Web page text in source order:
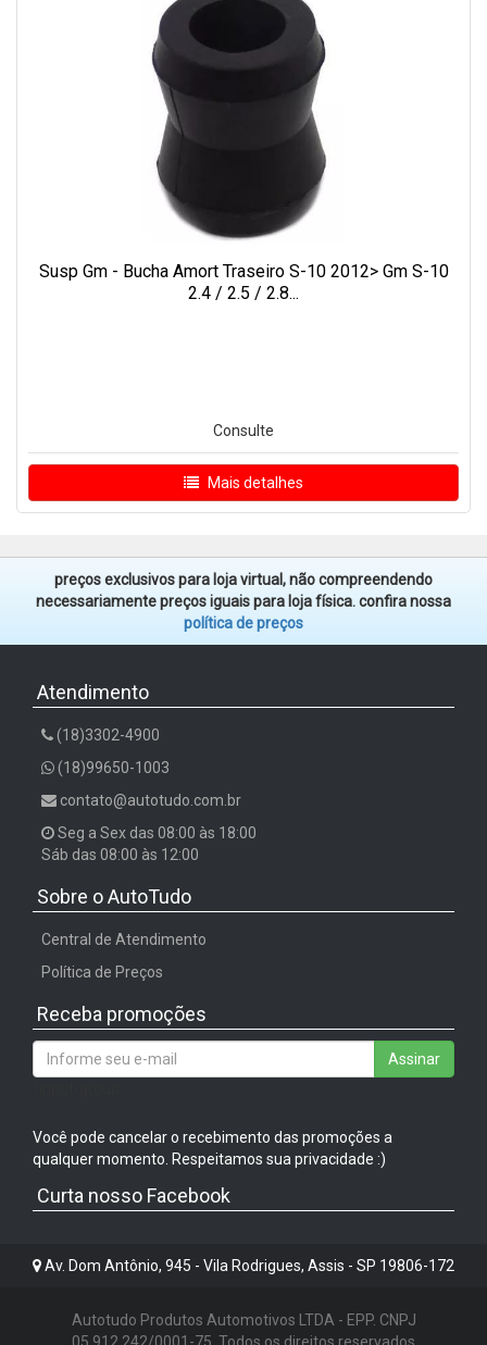
Susp Gm - Bucha Amort Traseiro S-10 2012> Gm S-10
2.4 / 2.5 / 2.8...
Consulte
Mais detalhes
preços exclusivos para loja virtual, não compreendendo
necessariamente preços iguais para loja física. confira nossa
política de preços
Atendimento
(18)3302-4900
(18)99650-1003
contato@autotudo.com.br
Seg a Sex das 08:00 às 18:00
Sáb das 08:00 às 12:00
Sobre o AutoTudo
Central de Atendimento
Política de Preços
Receba promoções
Assinar
Você pode cancelar o recebimento das promoções a
qualquer momento. Respeitamos sua privacidade :)
Curta nosso Facebook
Av. Dom Antônio, 945 - Vila Rodrigues, Assis - SP 19806-172
Autotudo Produtos Automotivos LTDA - EPP. CNPJ